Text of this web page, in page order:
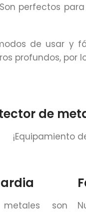
perfectos
de usar y
profundos, por
de
¡Equipamiento
son